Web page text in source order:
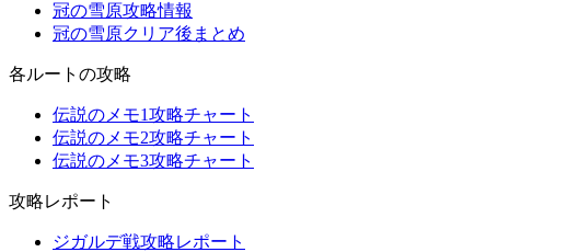
冠の雪原攻略情報
冠の雪原クリア後まとめ
各ルートの攻略
伝説のメモ1攻略チャート
伝説のメモ2攻略チャート
伝説のメモ3攻略チャート
攻略レポート
ジガルデ戦攻略レポート